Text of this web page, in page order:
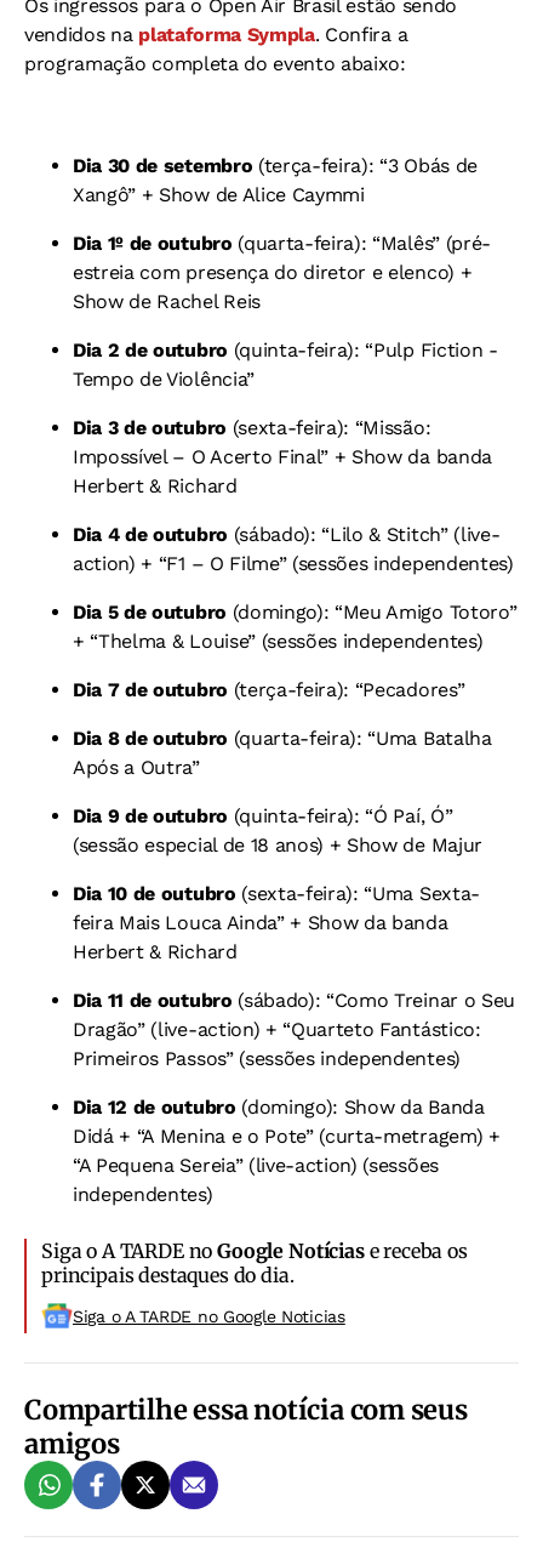
Os ingressos para o Open Air Brasil estão sendo
vendidos na plataforma Sympla. Confira a
programação completa do evento abaixo:
Dia 30 de setembro (terça-feira): “3 Obás de
Xangô” + Show de Alice Caymmi
Dia 1º de outubro (quarta-feira): “Malês” (pré-
estreia com presença do diretor e elenco) +
Show de Rachel Reis
Dia 2 de outubro (quinta-feira): “Pulp Fiction -
Tempo de Violência”
Dia 3 de outubro (sexta-feira): “Missão:
Impossível – O Acerto Final” + Show da banda
Herbert & Richard
Dia 4 de outubro (sábado): “Lilo & Stitch” (live-
action) + “F1 – O Filme” (sessões independentes)
Dia 5 de outubro (domingo): “Meu Amigo Totoro”
+ “Thelma & Louise” (sessões independentes)
Dia 7 de outubro (terça-feira): “Pecadores”
Dia 8 de outubro (quarta-feira): “Uma Batalha
Após a Outra”
Dia 9 de outubro (quinta-feira): “Ó Paí, Ó”
(sessão especial de 18 anos) + Show de Majur
Dia 10 de outubro (sexta-feira): “Uma Sexta-
feira Mais Louca Ainda” + Show da banda
Herbert & Richard
Dia 11 de outubro (sábado): “Como Treinar o Seu
Dragão” (live-action) + “Quarteto Fantástico:
Primeiros Passos” (sessões independentes)
Dia 12 de outubro (domingo): Show da Banda
Didá + “A Menina e o Pote” (curta-metragem) +
“A Pequena Sereia” (live-action) (sessões
independentes)
Siga o A TARDE noGoogle Notíciase receba os
principais destaques do dia.
Siga o A TARDE no Google Noticias
Compartilhe essa notícia com seus
amigos